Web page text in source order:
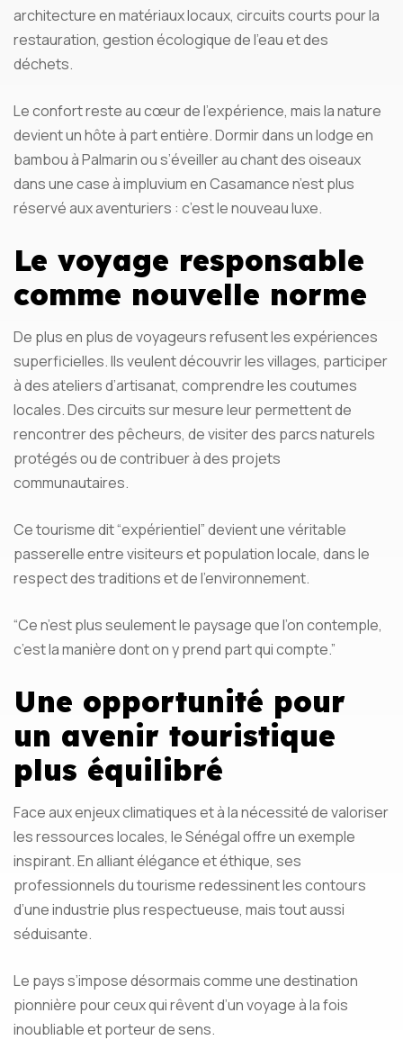
architecture en matériaux locaux, circuits courts pour la
restauration, gestion écologique de l’eau et des
déchets.
Le confort reste au cœur de l’expérience, mais la nature
devient un hôte à part entière. Dormir dans un lodge en
bambou à Palmarin ou s’éveiller au chant des oiseaux
dans une case à impluvium en Casamance n’est plus
réservé aux aventuriers : c’est le nouveau luxe.
Le voyage responsable
comme nouvelle norme
De plus en plus de voyageurs refusent les expériences
superficielles. Ils veulent découvrir les villages, participer
à des ateliers d’artisanat, comprendre les coutumes
locales. Des circuits sur mesure leur permettent de
rencontrer des pêcheurs, de visiter des parcs naturels
protégés ou de contribuer à des projets
communautaires.
Ce tourisme dit “expérientiel” devient une véritable
passerelle entre visiteurs et population locale, dans le
respect des traditions et de l’environnement.
“Ce n’est plus seulement le paysage que l’on contemple,
c’est la manière dont on y prend part qui compte.”
Une opportunité pour
un avenir touristique
plus équilibré
Face aux enjeux climatiques et à la nécessité de valoriser
les ressources locales, le Sénégal offre un exemple
inspirant. En alliant élégance et éthique, ses
professionnels du tourisme redessinent les contours
d’une industrie plus respectueuse, mais tout aussi
séduisante.
Le pays s’impose désormais comme une destination
pionnière pour ceux qui rêvent d’un voyage à la fois
inoubliable et porteur de sens.